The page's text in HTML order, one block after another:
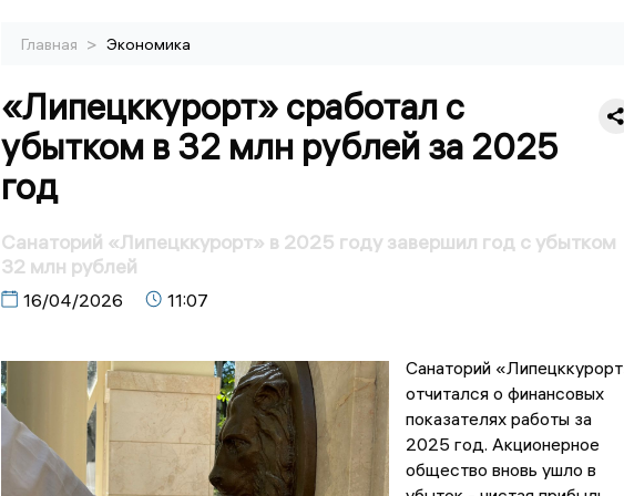
Главная > Экономика
«Липецккурорт» сработал с
убытком в 32 млн рублей за 2025
год
Санаторий «Липецккурорт» в 2025 году завершил год с убытком
32 млн рублей
16/04/2026 11:07
Санаторий
отчитался о финансовых
показателях работы за
2025 год. Акционерное
общество вновь ушло в